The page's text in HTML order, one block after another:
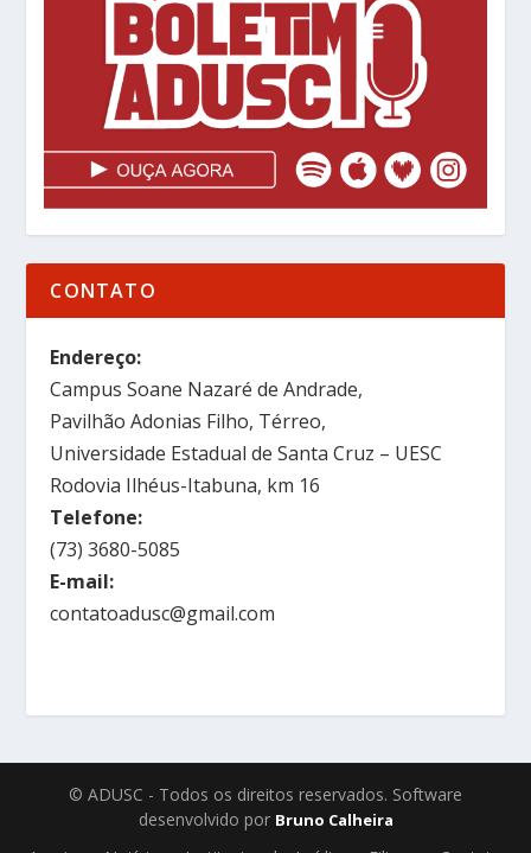
CONTATO
Endereço:
Campus Soane Nazaré de Andrade,
Pavilhão Adonias Filho, Térreo,
Universidade Estadual de Santa Cruz – UESC
Rodovia Ilhéus-Itabuna, km 16
Telefone:
(73) 3680-5085
E-mail:
contatoadusc@gmail.com
© ADUSC - Todos os direitos reservados. Software
desenvolvido por Bruno Calheira